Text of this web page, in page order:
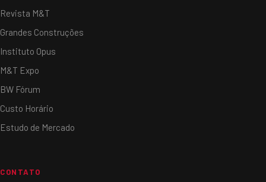
Revista M&T
Grandes Construções
Instituto Opus
M&T Expo
BW Fórum
Custo Horário
Estudo de Mercado
CONTATO